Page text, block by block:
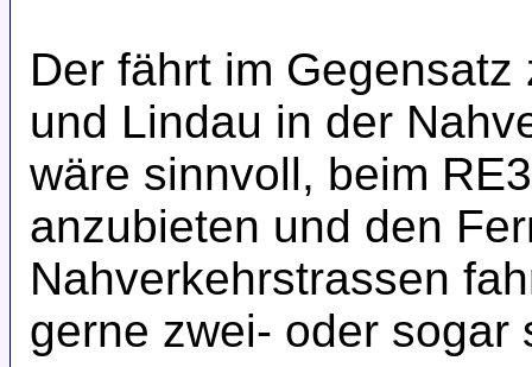
Der fährt im
und Lindau in der
wäre sinnvoll, beim
anzubieten und den
Nahverkehrstrassen
gerne zwei- oder sogar